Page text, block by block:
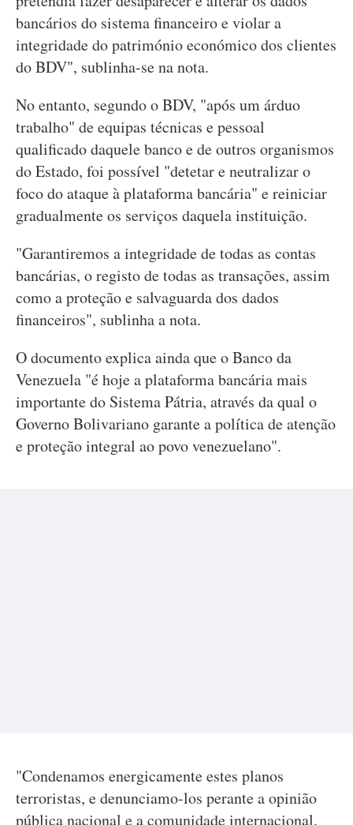
bancários do sistema financeiro e violar a
integridade do património económico dos clientes
do BDV", sublinha-se na nota.
No entanto, segundo o BDV, "após um árduo
trabalho" de equipas técnicas e pessoal
qualificado daquele banco e de outros organismos
do Estado, foi possível "detetar e neutralizar o
foco do ataque à plataforma bancária" e reiniciar
gradualmente os serviços daquela instituição.
"Garantiremos a integridade de todas as contas
bancárias, o registo de todas as transações, assim
como a proteção e salvaguarda dos dados
financeiros", sublinha a nota.
O documento explica ainda que o Banco da
Venezuela "é hoje a plataforma bancária mais
importante do Sistema Pátria, através da qual o
Governo Bolivariano garante a política de atenção
e proteção integral ao povo venezuelano".
"Condenamos energicamente estes planos
terroristas, e denunciamo-los perante a opinião
pública nacional e a comunidade internacional,